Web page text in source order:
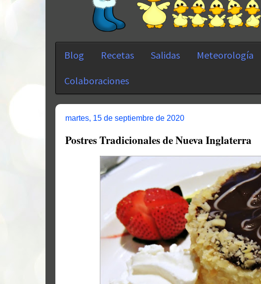
Blog Recetas Salidas Meteorología
Colaboraciones
martes, 15 de septiembre de 2020
Postres Tradicionales de Nueva Inglaterra